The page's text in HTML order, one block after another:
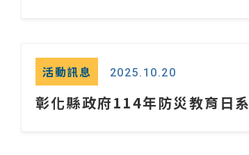
活動訊息 2025.10.20
彰化縣政府114年防災教育日